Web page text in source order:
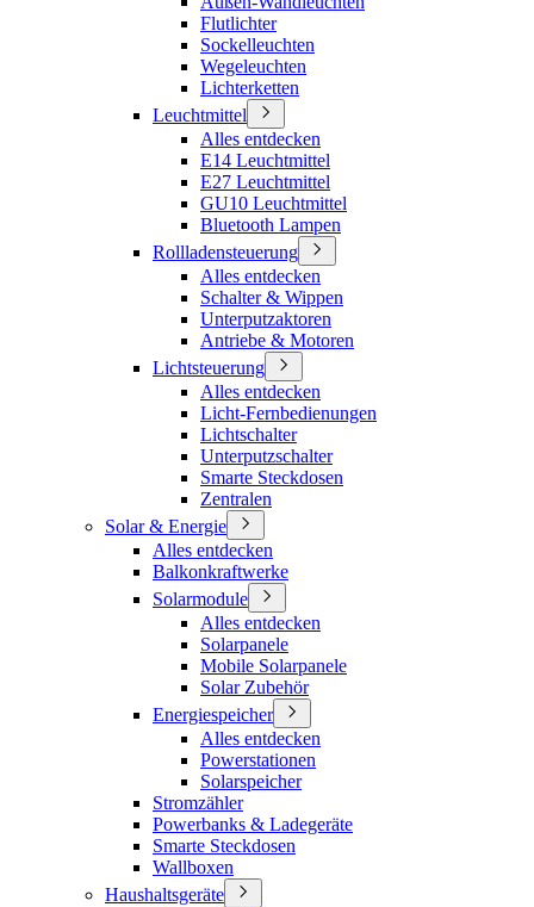
Flutlichter
Sockelleuchten
Wegeleuchten
Lichterketten
Leuchtmittel
Alles entdecken
E14 Leuchtmittel
E27 Leuchtmittel
GU10 Leuchtmittel
Bluetooth Lampen
Rollladensteuerung
Alles entdecken
Schalter & Wippen
Unterputzaktoren
Antriebe & Motoren
Lichtsteuerung
Alles entdecken
Licht-Fernbedienungen
Lichtschalter
Unterputzschalter
Smarte Steckdosen
Zentralen
Solar & Energie
Alles entdecken
Balkonkraftwerke
Solarmodule
Alles entdecken
Solarpanele
Mobile Solarpanele
Solar Zubehör
Energiespeicher
Alles entdecken
Powerstationen
Solarspeicher
Stromzähler
Powerbanks & Ladegeräte
Smarte Steckdosen
Wallboxen
Haushaltsgeräte